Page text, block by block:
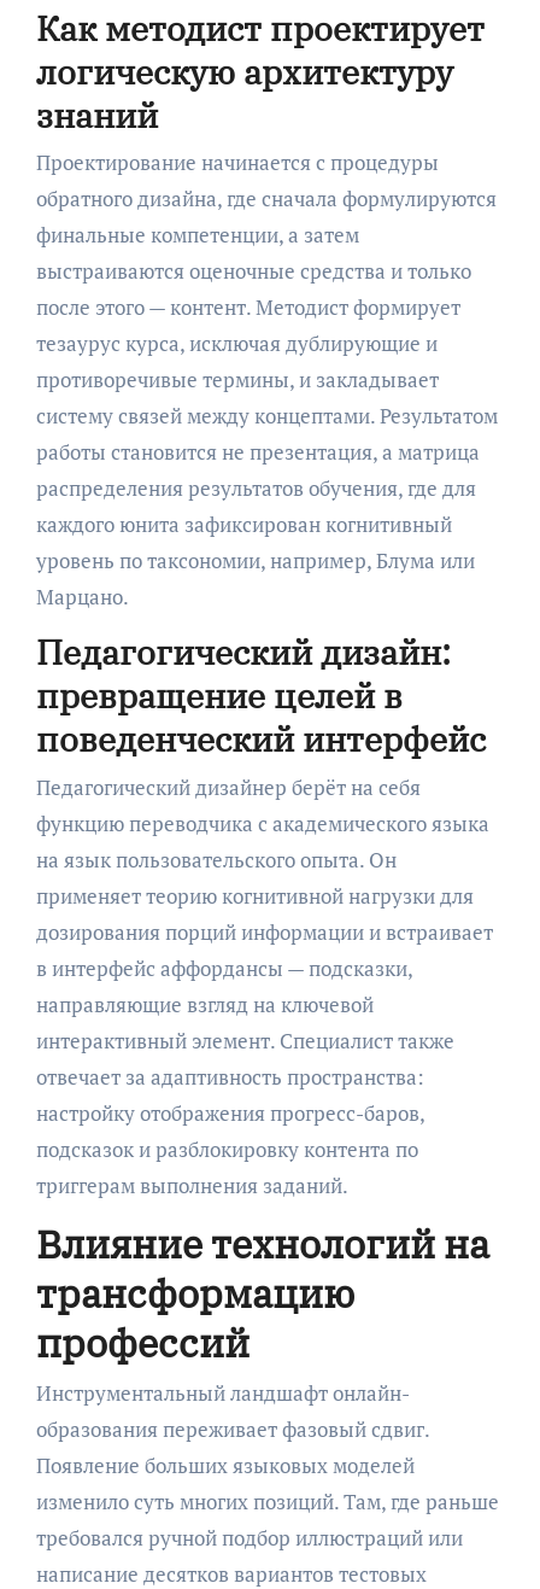
Как методист проектирует
логическую архитектуру
знаний
Проектирование начинается с процедуры
обратного дизайна, где сначала формулируются
финальные компетенции, а затем
выстраиваются оценочные средства и только
после этого — контент. Методист формирует
тезаурус курса, исключая дублирующие и
противоречивые термины, и закладывает
систему связей между концептами. Результатом
работы становится не презентация, а матрица
распределения результатов обучения, где для
каждого юнита зафиксирован когнитивный
уровень по таксономии, например, Блума или
Марцано.
Педагогический дизайн:
превращение целей в
поведенческий интерфейс
Педагогический дизайнер берёт на себя
функцию переводчика с академического языка
на язык пользовательского опыта. Он
применяет теорию когнитивной нагрузки для
дозирования порций информации и встраивает
в интерфейс аффордансы — подсказки,
направляющие взгляд на ключевой
интерактивный элемент. Специалист также
отвечает за адаптивность пространства:
настройку отображения прогресс-баров,
подсказок и разблокировку контента по
триггерам выполнения заданий.
Влияние технологий на
трансформацию
профессий
Инструментальный ландшафт онлайн-
образования переживает фазовый сдвиг.
Появление больших языковых моделей
изменило суть многих позиций. Там, где раньше
требовался ручной подбор иллюстраций или
написание десятков вариантов тестовых